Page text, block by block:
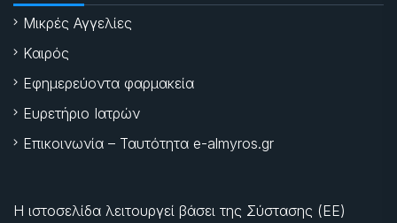
Μικρές Αγγελίες
Καιρός
Εφημερεύοντα φαρμακεία
Ευρετήριο Ιατρών
Επικοινωνία – Ταυτότητα e-almyros.gr
Η ιστοσελίδα λειτουργεί βάσει της Σύστασης (ΕΕ)